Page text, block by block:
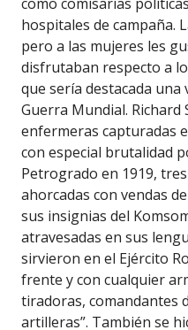
hospitales de campaña.
pero a las mujeres les
disfrutaban respecto a
que sería destacada una
Guerra Mundial. Richard
enfermeras capturadas
con especial brutalidad
Petrogrado en 1919,
ahorcadas con vendas
sus insignias del
atravesadas en sus
sirvieron en el Ejército
frente y con cualquier
tiradoras, comandantes
artilleras”. También se